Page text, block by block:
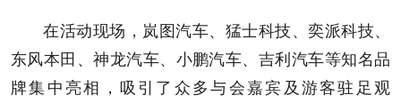
在活动现场，岚图汽车、猛士科技、奕派科技、
东风本田、神龙汽车、小鹏汽车、吉利汽车等知名品
牌集中亮相，吸引了众多与会嘉宾及游客驻足观